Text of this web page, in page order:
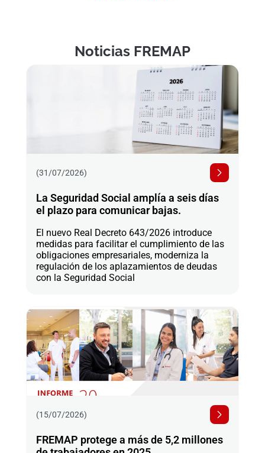
Noticias FREMAP
(31/07/2026)
La Seguridad Social amplía a seis días
el plazo para comunicar bajas.
El nuevo Real Decreto 643/2026 introduce
medidas para facilitar el cumplimiento de las
obligaciones empresariales, moderniza la
regulación de los aplazamientos de deudas
con la Seguridad Social
(15/07/2026)
FREMAP protege a más de 5,2 millones